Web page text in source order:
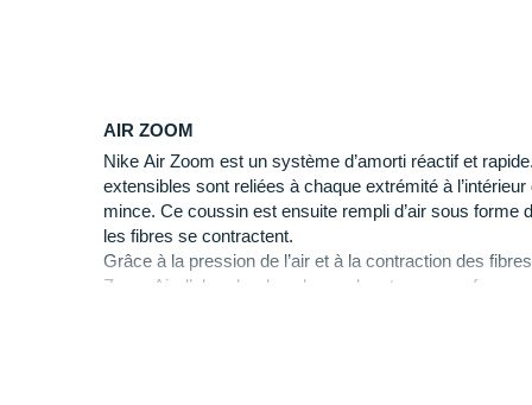
fluide.
Une mousse légère qui offre unamorti réactifet
Uneempeigne tisséerésistante et
du pied.
Une languette et un col rembourrés qui
Une semelle extérieure encaoutchouc gaufré
une adhérence fiable.
AIR ZOOM
Nike Air Zoom est un système d’amorti réactif et
extensibles sont reliées à chaque extrémité à l’intérieur
mince. Ce coussin est ensuite rempli d’air sous forme
les fibres se contractent.
Grâce à la pression de l’air et à la contraction des
Zoom Air d’absorber les chocs, de retrouver sa forme